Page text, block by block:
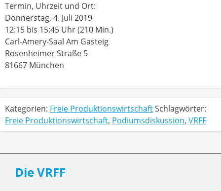
Termin, Uhrzeit und Ort:
Donnerstag, 4. Juli 2019
12:15 bis 15:45 Uhr (210 Min.)
Carl-Amery-Saal Am Gasteig
Rosenheimer Straße 5
81667 München
Kategorien: Freie ProduktionswirtschaftSchlagwörter:
Freie Produktionswirtschaft, Podiumsdiskussion, VRFF
Die VRFF